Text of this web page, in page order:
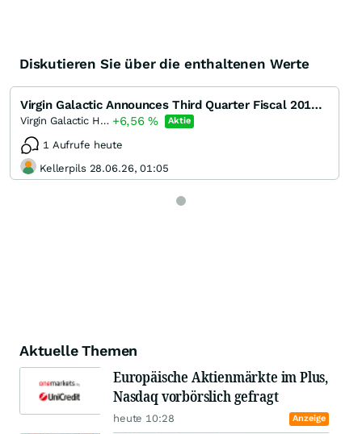
Diskutieren Sie über die enthaltenen Werte
Virgin Galactic Announces Third Quarter Fiscal 2019 Financial Results
Virgin Galactic Holdings +6,56% Aktie
1 Aufrufe heute
Kellerpils 28.06.26, 01:05
Aktuelle Themen
Europäische Aktienmärkte im Plus,
Nasdaq vorbörslich gefragt
heute 10:28 Anzeige